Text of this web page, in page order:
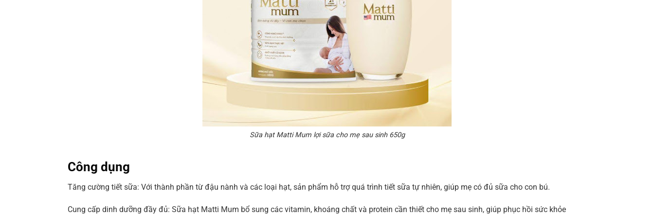
Sữa hạt Matti Mum lợi sữa cho mẹ sau sinh 650g
Công dụng
Tăng cường tiết sữa: Với thành phần từ đậu nành và các loại hạt, sản phẩm hỗ trợ quá trình tiết sữa tự nhiên, giúp mẹ có đủ sữa cho con bú.
Cung cấp dinh dưỡng đầy đủ: Sữa hạt Matti Mum bổ sung các vitamin, khoáng chất và protein cần thiết cho mẹ sau sinh, giúp phục hồi sức khỏe